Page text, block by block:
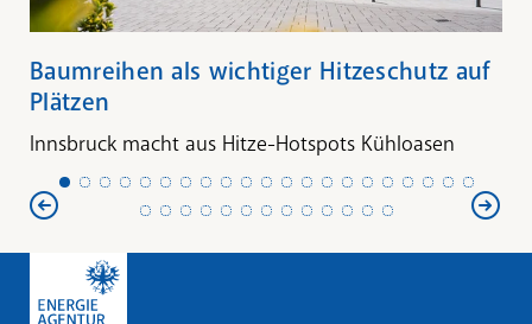
Baumreihen als wichtiger Hitzeschutz auf
Plätzen
Innsbruck macht aus Hitze-Hotspots Kühloasen